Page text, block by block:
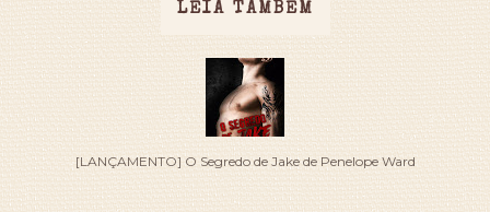
LEIA TAMBÉM
[LANÇAMENTO] O Segredo de Jake de Penelope Ward